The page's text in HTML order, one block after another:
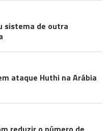
sistema de outra
ataque Huthi na Arábia